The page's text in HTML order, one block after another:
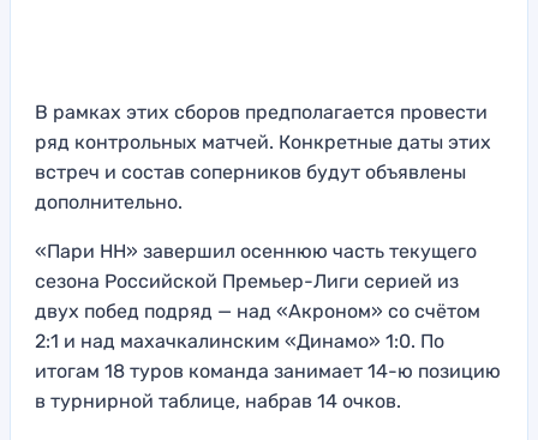
В рамках этих сборов предполагается провести
ряд контрольных матчей. Конкретные даты этих
встреч и состав соперников будут объявлены
дополнительно.
«Пари НН» завершил осеннюю часть текущего
сезона Российской Премьер-Лиги серией из
двух побед подряд — над «Акроном» со счётом
2:1 и над махачкалинским «Динамо» 1:0. По
итогам 18 туров команда занимает 14-ю позицию
в турнирной таблице, набрав 14 очков.